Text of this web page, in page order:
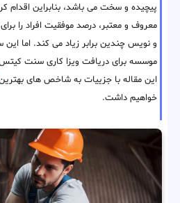
پیچیده و سخت می باشد، بنابراین اقدام
معروف و معتبر، درصد موفقیت افراد را
و نویس چندین برابر زیاد می کند. اما
موسسه برای دریافت ویزا کاری سنت
این مقاله با جزییات به شاخص های
خواهیم داشت.